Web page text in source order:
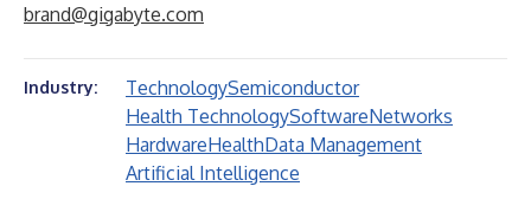
brand@gigabyte.com
Industry: TechnologySemiconductor
Health TechnologySoftwareNetworks
HardwareHealthData Management
Artificial Intelligence